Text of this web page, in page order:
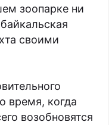
зоопарке ни
своими
время, когда
возобновятся